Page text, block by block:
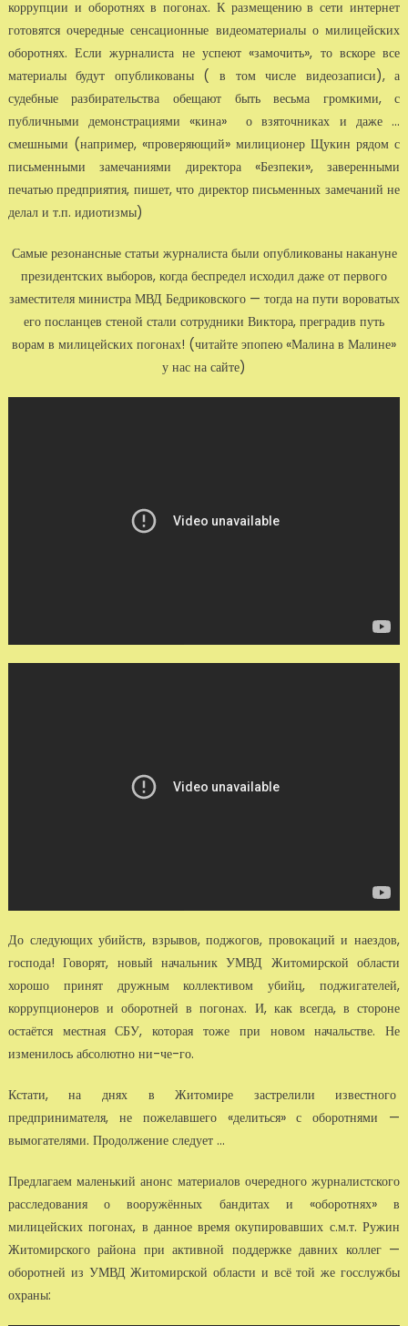
коррупции и оборотнях в погонах. К размещению в сети интернет
готовятся очередные сенсационные видеоматериалы о милицейских
оборотнях. Если журналиста не успеют «замочить», то вскоре все
материалы будут опубликованы ( в том числе видеозаписи), а
судебные разбирательства обещают быть весьма громкими, с
публичными демонстрациями «кина» о взяточниках и даже ...
смешными (например, «проверяющий» милиционер Щукин рядом с
письменными замечаниями директора «Безпеки», заверенными
печатью предприятия, пишет, что директор письменных замечаний не
делал и т.п. идиотизмы)
Самые резонансные статьи журналиста были опубликованы накануне
президентских выборов, когда беспредел исходил даже от первого
заместителя министра МВД Бедриковского — тогда на пути вороватых
его посланцев стеной стали сотрудники Виктора, преградив путь
ворам в милицейских погонах! (читайте эпопею «Малина в Малине»
у нас на сайте)
До следующих убийств, взрывов, поджогов, провокаций и наездов,
господа! Говорят, новый начальник УМВД Житомирской области
хорошо принят дружным коллективом убийц, поджигателей,
коррупционеров и оборотней в погонах. И, как всегда, в стороне
остаётся местная СБУ, которая тоже при новом начальстве. Не
изменилось абсолютно ни-че-го.
Кстати, на днях в Житомире застрелили известного
предпринимателя, не пожелавшего «делиться» с оборотнями —
вымогателями. Продолжение следует ...
Предлагаем маленький анонс материалов очередного журналистского
расследования о вооружённых бандитах и «оборотнях» в
милицейских погонах, в данное время окупировавших с.м.т. Ружин
Житомирского района при активной поддержке давних коллег —
оборотней из УМВД Житомирской области и всё той же госслужбы
охраны: